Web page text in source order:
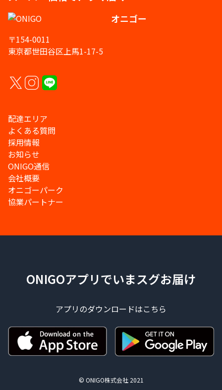
オニゴー
〒154-0011
東京都世田谷区上馬1-17-5
配達エリア
よくある質問
採用情報
お知らせ
ONIGO通信
会社概要
オニゴーパーク
協業パートナー
ONIGOアプリでいまスグお届け
アプリのダウンロードはこちら
© ONIGO株式会社 2021